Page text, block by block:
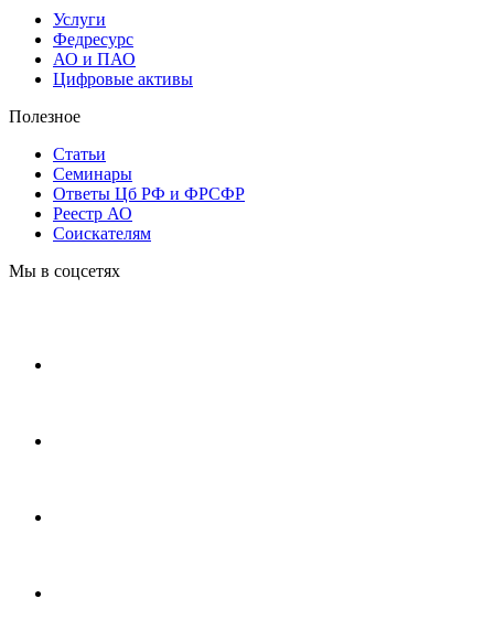
Услуги
Федресурс
АО и ПАО
Цифровые активы
Полезное
Статьи
Cеминары
Ответы Цб РФ и ФРСФР
Реестр АО
Соискателям
Мы в соцсетях